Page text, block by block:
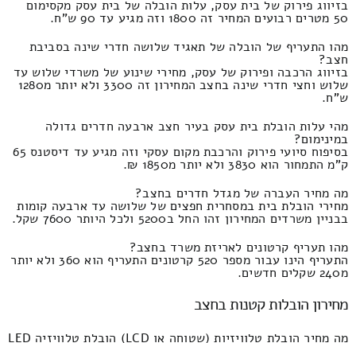
בזיווג פירוק של בית עסק, עלות הובלה של בית עסק מקסימום
50 מטרים רבועים המחיר זה 1800 וזה מגיע עד 90 ש"ח.
מהו התעריף של הובלה של תאגיד שלושה חדרי שינה בסביבת
חצב?
בזיווג הרכבה ופירוק של עסק, מחירי שינוע של משרדי שלוש עד
שלוש וחצי חדרי שינה בחצב המחירון זה 3300 ולא יותר מ1280
ש"ח.
מהי עלות הובלת בית עסק בעיר חצב ארבעה חדרים גדולה
במינימום?
בסיפוח סיועי פירוק והרכבת מקום עסקי וזה מגיע עד דיסטנס 65
ק"מ התמחור הוא 3830 ולא יותר מ1850 ₪.
מה מחיר העברה של מגדל חדרים בחצב?
מחירי הובלת בית במסחרית חפצים של שלושה עד ארבעה קומות
בבניין משרדים המחירון זהו החל ב5200 ולכל היותר 7600 שקל.
מהו תעריף קרטונים לאריזת משרד בחצב?
התעריף הינו עבור מספר 520 קרטונים התעריף הוא 360 ולא יותר
מ240 שקלים חדשים.
מחירון הובלות קטנות בחצב
מה מחיר הובלת טלוויזיות (שטוחה או LCD) הובלת טלוויזיה LED